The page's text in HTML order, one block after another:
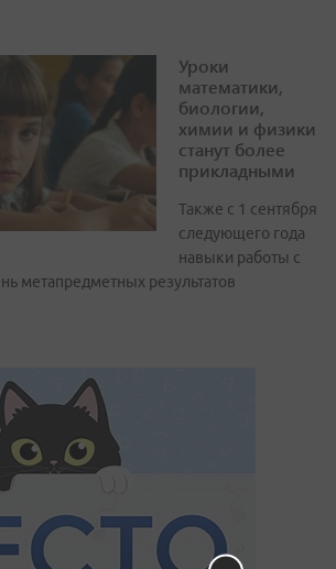
Уроки
математики,
биологии,
химии и физики
станут более
прикладными
Также с 1 сентября
следующего года
навыки работы с
метапредметных результатов